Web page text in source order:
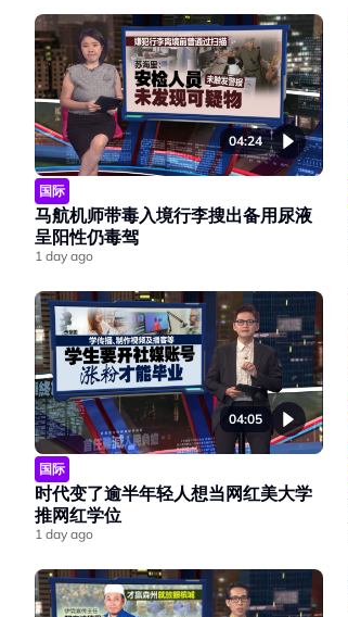
04:24
国际
马航机师带毒入境行李搜出备用尿液
呈阳性仍毒驾
1 day ago
04:05
国际
时代变了逾半年轻人想当网红美大学
推网红学位
1 day ago